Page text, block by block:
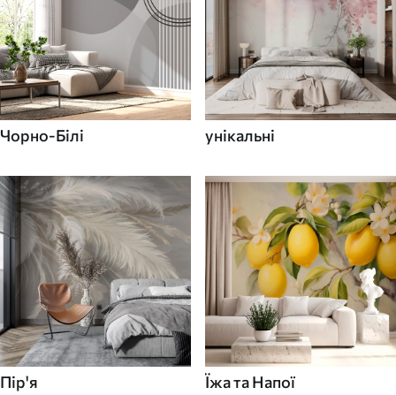
Чорно-Білі унікальні
Пір'я Їжа та Напої